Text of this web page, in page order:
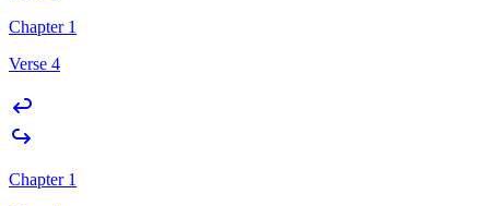
Chapter 1
Verse 4
Chapter 1